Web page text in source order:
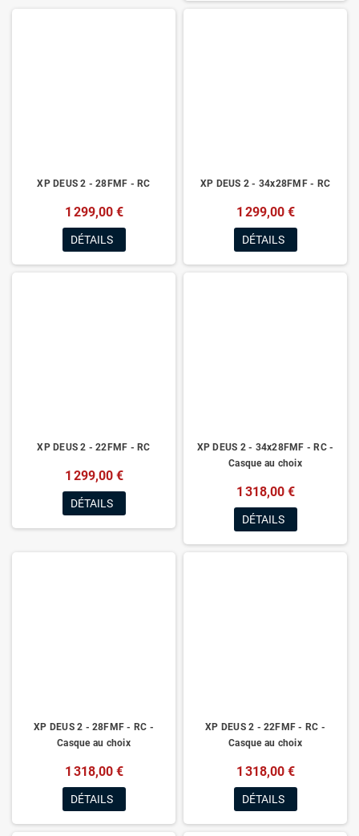
XP DEUS 2 - 28FMF - RC
1 299,00 €
DÉTAILS
XP DEUS 2 - 34x28FMF - RC
1 299,00 €
DÉTAILS
XP DEUS 2 - 22FMF - RC
1 299,00 €
DÉTAILS
XP DEUS 2 - 34x28FMF - RC -
Casque au choix
1 318,00 €
DÉTAILS
XP DEUS 2 - 28FMF - RC -
Casque au choix
1 318,00 €
DÉTAILS
XP DEUS 2 - 22FMF - RC -
Casque au choix
1 318,00 €
DÉTAILS